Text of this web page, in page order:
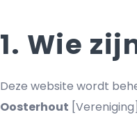
1. Wie
Deze website wordt
Oosterhout [Vereniging]